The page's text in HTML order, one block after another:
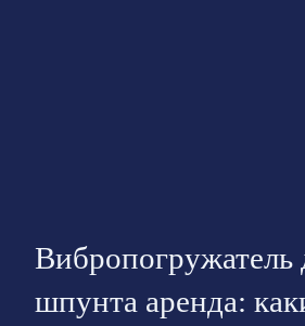
Вибропогружатель
шпунта аренда: